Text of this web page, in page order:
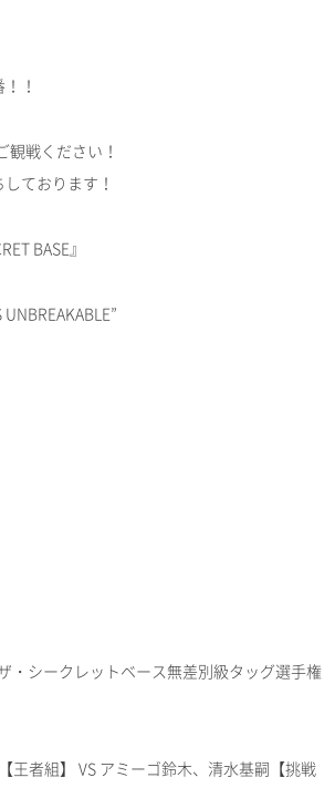
！
観戦ください！
ております！
BASE』
・シークレットベース無差別級タッグ選手権
王者組】 VS アミーゴ鈴木、清水基嗣【挑戦